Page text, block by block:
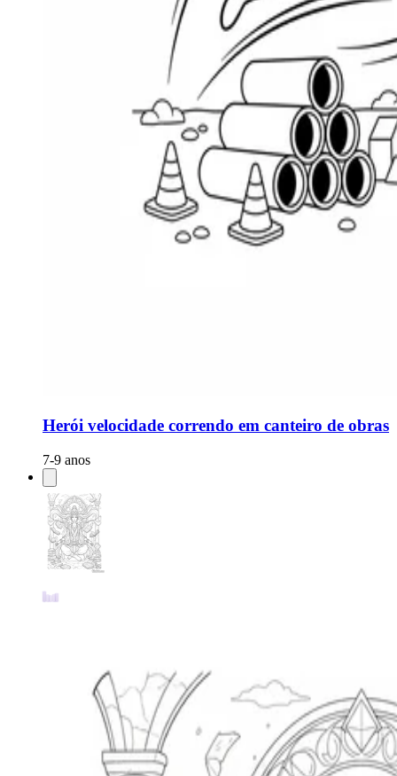
Herói velocidade correndo em canteiro de obras
7-9 anos